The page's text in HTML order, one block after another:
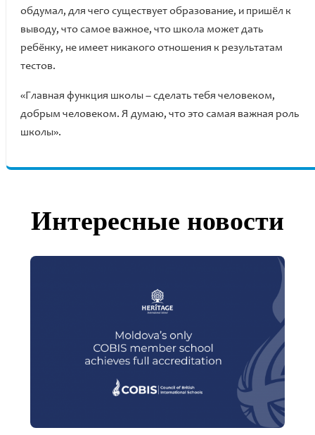
обдумал, для чего существует образование, и пришёл к
выводу, что самое важное, что школа может дать
ребёнку, не имеет никакого отношения к результатам
тестов.
«Главная функция школы – сделать тебя человеком,
добрым человеком. Я думаю, что это самая важная роль
школы».
Интересные новости